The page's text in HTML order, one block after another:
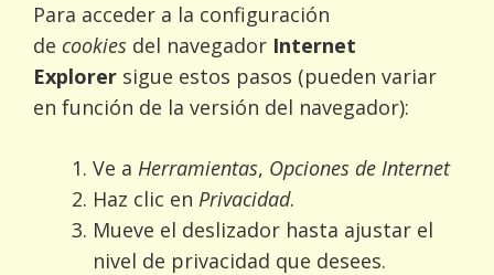
Para acceder a la configuración
de cookies del navegador Internet
Explorer sigue estos pasos (pueden variar
en función de la versión del navegador):
Ve a Herramientas, Opciones de Internet
Haz clic en Privacidad.
Mueve el deslizador hasta ajustar el
nivel de privacidad que desees.